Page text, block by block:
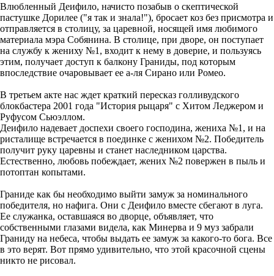
Влюбленный Деифило, начисто позабыв о скептической
пастушке Дорилее ("я так и знала!"), бросает коз без присмотра и
отправляется в столицу, за царевной, носящей имя любимого
материала мэра Собянина. В столице, при дворе, он поступает
на службу к жениху №1, входит к нему в доверие, и пользуясь
этим, получает доступ к балкону Граниды, под которым
впоследствие очаровывает ее а-ля Сирано или Ромео.
В третьем акте нас ждет краткий пересказ голливудского
блокбастера 2001 года "История рыцаря" с Хитом Леджером и
Руфусом Сьюэллом.
Деифило надевает доспехи своего господина, жениха №1, и на
ристалище встречается в поединке с женихом №2. Победитель
получит руку царевны и станет наследником царства.
Естественно, любовь побеждает, жених №2 повержен в пыль и
потоптан копытами.
Граниде как бы необходимо выйти замуж за номинального
победителя, но нафига. Они с Деифило вместе сбегают в луга.
Ее служанка, оставшаяся во дворце, объявляет, что
собственными глазами видела, как Минерва и 9 муз забрали
Граниду на небеса, чтобы выдать ее замуж за какого-то бога. Все
в это верят. Вот прямо удивительно, что этой красочной сцены
никто не рисовал.